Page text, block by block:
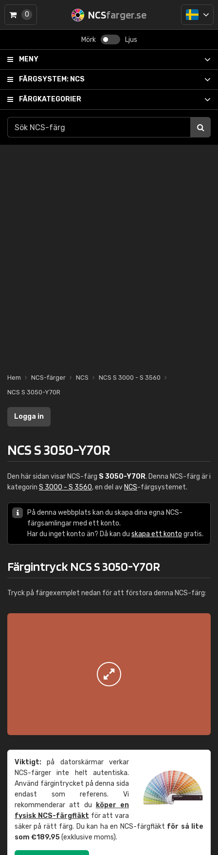
NCSfarger.se
Mörk Ljus
MENY
FÄRGSYSTEM: NCS
FÄRGKATEGORIER
0
Hem NCS-färger NCS
NCS S 3000 - S 3560
NCS S 3050-Y70R
Logga in
NCS S 3050-Y70R
Den här sidan visar NCS-färg S 3050-Y70R. Denna NCS-färg är i
kategorin S 3000 - S 3560, en del av NCS-färgsystemet.
På denna webbplats kan du skapa dina egna NCS-
färgsamlingar med ett konto.
Har du inget konto än? Då kan du skapa ett konto gratis.
Färgintryck NCS S 3050-Y70R
Tryck på färgexemplet nedan för att förstora denna NCS-färg:
Viktigt: på datorskärmar verkar
NCS-färger inte helt autentiska.
Använd färgintrycket på denna sida
endast som referens. Vi
rekommenderar att du
köper en
fysisk NCS-färgfläkt för att vara
säker på rätt färg. Du kan ha en NCS-färgfläkt för så lite
som €189,95(exklusive moms).